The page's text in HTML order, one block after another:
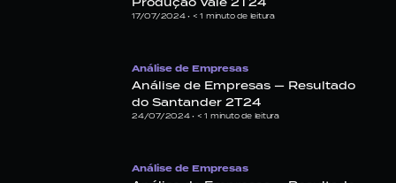
17/07/2024 • < 1 minuto de leitura
Análise de Empresas
Análise de Empresas — Resultado
do Santander 2T24
24/07/2024 • < 1 minuto de leitura
Análise de Empresas